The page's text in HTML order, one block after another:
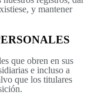
y mantener
que obren en sus
e incluso a
que los titulares